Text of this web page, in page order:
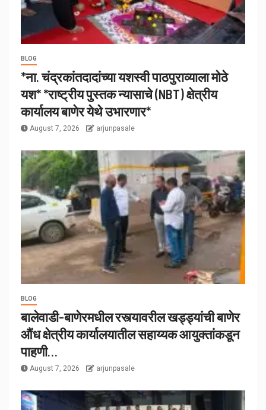
BLOG
*ना. चंद्रकांतदादांच्या यशस्वी पाठपुराव्याला मोठे
यश* *राष्ट्रीय पुस्तक न्यासाचे (NBT) क्षेत्रीय
कार्यालय बाणेर येथे उभारणार*
August 7, 2026 arjunpasale
BLOG
बालेवाडी-बाणेरमधील रस्त्यावरील खड्ड्यांची बाणेर
औंध क्षेत्रीय कार्यालयातील सहाय्यक आयुक्तांकडून
पाहणी…
August 7, 2026 arjunpasale